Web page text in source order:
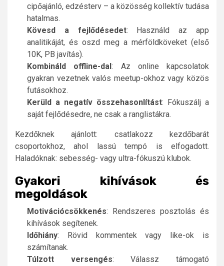
cipőajánló, edzésterv – a közösség kollektív tudása
hatalmas.
Kövesd a fejlődésedet: Használd az app
analitikáját, és oszd meg a mérföldköveket (első
10K, PB javítás).
Kombináld offline-dal: Az online kapcsolatok
gyakran vezetnek valós meetup-okhoz vagy közös
futásokhoz.
Kerüld a negatív összehasonlítást: Fókuszálj a
saját fejlődésedre, ne csak a ranglistákra.
Kezdőknek ajánlott: csatlakozz kezdőbarát
csoportokhoz, ahol lassú tempó is elfogadott.
Haladóknak: sebesség- vagy ultra-fókuszú klubok.
Gyakori kihívások és
megoldások
Motivációcsökkenés: Rendszeres posztolás és
kihívások segítenek.
Időhiány: Rövid kommentek vagy like-ok is
számítanak.
Túlzott versengés: Válassz támogató